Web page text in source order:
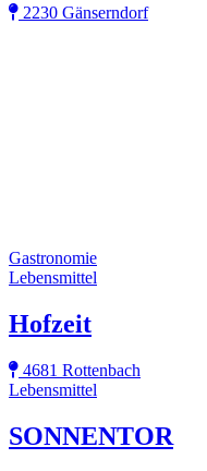
2230 Gänserndorf
Gastronomie
Lebensmittel
Hofzeit
4681 Rottenbach
Lebensmittel
SONNENTOR